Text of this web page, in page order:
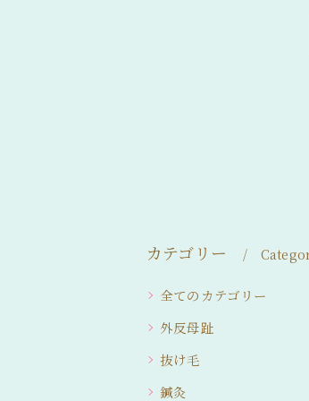
カテゴリー
全てのカテゴリー
外反母趾
抜け毛
鍼灸